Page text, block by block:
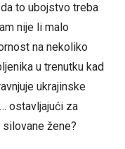
to ubojstvo treba
nije li malo
na nekoliko
u trenutku kad
ukrajinske
ostavljajući za
silovane žene?